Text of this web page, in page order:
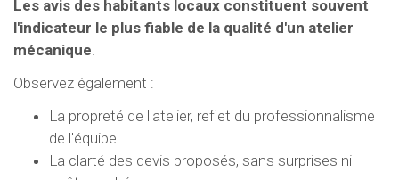
Les avis des habitants locaux constituent souvent
l'indicateur le plus fiable de la qualité d'un atelier
mécanique.
Observez également :
La propreté de l'atelier, reflet du professionnalisme
de l'équipe
La clarté des devis proposés, sans surprises ni